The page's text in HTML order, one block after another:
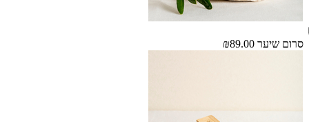
סרום שיער ₪89.00